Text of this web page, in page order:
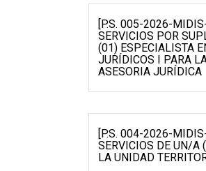
[P.S. 005-2026-
SERVICIOS POR
(01) ESPECIALISTA
JURÍDICOS I PARA
ASESORIA JURÍDICA
[P.S. 004-2026-
SERVICIOS DE UN/A
LA UNIDAD